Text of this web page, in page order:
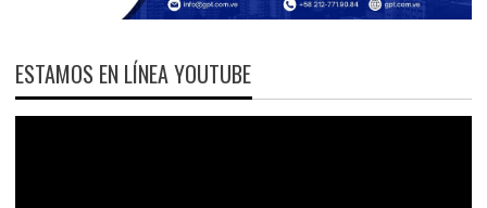
ESTAMOS EN LÍNEA YOUTUBE